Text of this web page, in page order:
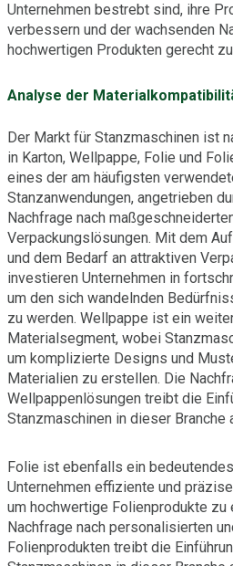
Unternehmen bestrebt sind, ihre
verbessern und der wachsenden
hochwertigen Produkten gerecht
Analyse der
Der Markt für Stanzmaschinen ist
in Karton, Wellpappe, Folie und
eines der am häufigsten
Stanzanwendungen, angetrieben
Nachfrage nach
Verpackungslösungen. Mit dem
und dem Bedarf an attraktiven
investieren Unternehmen in
um den sich wandelnden
zu werden. Wellpappe ist ein
Materialsegment, wobei
um komplizierte Designs und
Materialien zu erstellen. Die
Wellpappenlösungen treibt die
Stanzmaschinen in dieser Branche
Folie ist ebenfalls ein
Unternehmen effiziente und
um hochwertige Folienprodukte
Nachfrage nach personalisierten
Folienprodukten treibt die